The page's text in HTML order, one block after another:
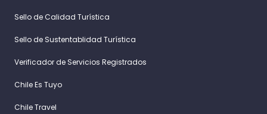
Sello de Calidad Turística
Sello de Sustentablidad Turística
Verificador de Servicios Registrados
Chile Es Tuyo
Chile Travel